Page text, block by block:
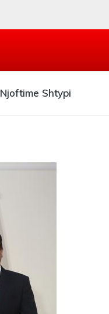
Njoftime Shtypi